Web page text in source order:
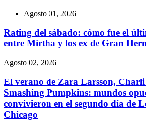
Agosto 01, 2026
Rating del sábado: cómo fue el
entre Mirtha y los ex de Gran
Agosto 02, 2026
El verano de Zara Larsson,
Smashing Pumpkins: mundos
convivieron en el segundo día de
Chicago